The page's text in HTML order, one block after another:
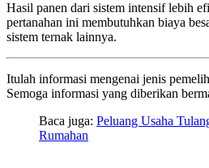
Hasil panen dari sistem intensif lebih
pertanahan ini membutuhkan biaya
sistem ternak lainnya.
Itulah informasi mengenai jenis
Semoga informasi yang diberikan
Baca juga: Peluang Usaha
Rumahan